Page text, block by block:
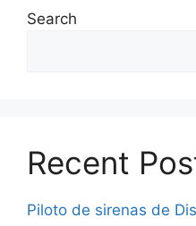
Search
Recent
Piloto de sirenas de